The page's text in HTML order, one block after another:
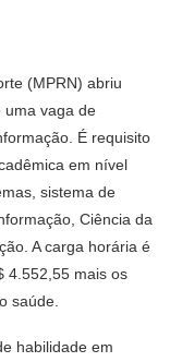
(MPRN) abriu
uma vaga de
É requisito
em nível
sistema de
Ciência da
A carga horária é
4.552,55 mais os
saúde.
habilidade em